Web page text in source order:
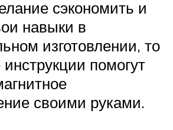
сэкономить и
навыки в
изготовлении, то
помогут
своими руками.